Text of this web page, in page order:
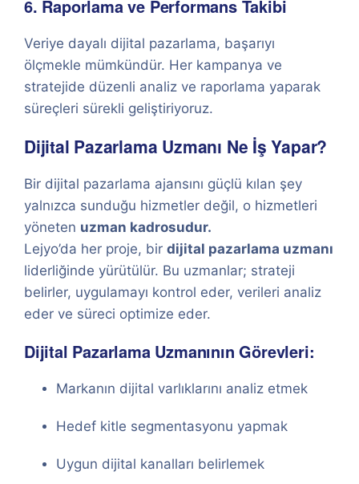
6. Raporlama ve Performans Takibi
Veriye dayalı dijital pazarlama, başarıyı
ölçmekle mümkündür. Her kampanya ve
stratejide düzenli analiz ve raporlama yaparak
süreçleri sürekli geliştiriyoruz.
Dijital Pazarlama Uzmanı Ne İş Yapar?
Bir dijital pazarlama ajansını güçlü kılan şey
yalnızca sunduğu hizmetler değil, o hizmetleri
yöneten uzman kadrosudur.
Lejyo’da her proje, bir dijital pazarlama uzmanı
liderliğinde yürütülür. Bu uzmanlar; strateji
belirler, uygulamayı kontrol eder, verileri analiz
eder ve süreci optimize eder.
Dijital Pazarlama Uzmanının Görevleri:
Markanın dijital varlıklarını analiz etmek
Hedef kitle segmentasyonu yapmak
Uygun dijital kanalları belirlemek